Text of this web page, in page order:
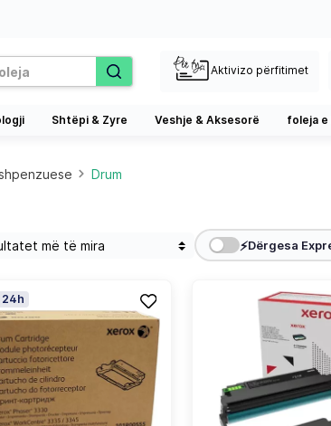
Aktivizo përfitimet
Shtëpi & Zyre Veshje & Aksesorë foleja
Drum
⚡Dërgesa
24h